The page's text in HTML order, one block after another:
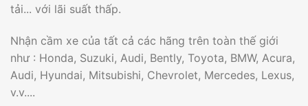
tải... với lãi suất thấp.
Nhận cầm xe của tất cả các hãng trên toàn thế giới
như : Honda, Suzuki, Audi, Bently, Toyota, BMW, Acura,
Audi, Hyundai, Mitsubishi, Chevrolet, Mercedes, Lexus,
v.v....